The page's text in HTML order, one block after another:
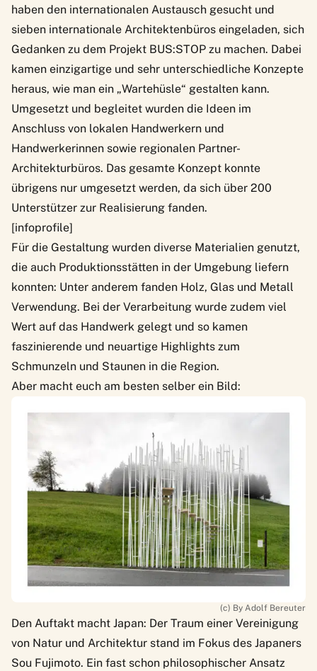
haben den internationalen Austausch gesucht und
sieben internationale Architektenbüros eingeladen, sich
Gedanken zu dem Projekt BUS:STOP zu machen. Dabei
kamen einzigartige und sehr unterschiedliche Konzepte
heraus, wie man ein „Wartehüsle“ gestalten kann.
Umgesetzt und begleitet wurden die Ideen im
Anschluss von lokalen Handwerkern und
Handwerkerinnen sowie regionalen Partner-
Architekturbüros. Das gesamte Konzept konnte
übrigens nur umgesetzt werden, da sich über 200
Unterstützer zur Realisierung fanden.
[infoprofile]
Für die Gestaltung wurden diverse Materialien genutzt,
die auch Produktionsstätten in der Umgebung liefern
konnten: Unter anderem fanden Holz, Glas und Metall
Verwendung. Bei der Verarbeitung wurde zudem viel
Wert auf das Handwerk gelegt und so kamen
faszinierende und neuartige Highlights zum
Schmunzeln und Staunen in die Region.
Aber macht euch am besten selber ein Bild:
(c) By Adolf Bereuter
Den Auftakt macht Japan: Der Traum einer Vereinigung
von Natur und Architektur stand im Fokus des Japaners
Sou Fujimoto. Ein fast schon philosophischer Ansatz